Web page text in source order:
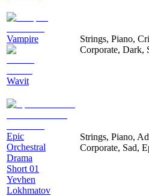
Vampire
Wavit
Strings, Piano,
Corporate, Dark,
Epic
Orchestral
Drama
Short 01
Yevhen
Lokhmatov
Strings, Piano,
Corporate, Sad,